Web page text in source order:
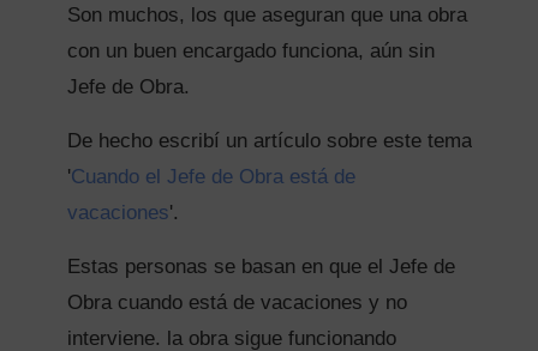
Son muchos, los que aseguran que una obra
con un buen encargado funciona, aún sin
Jefe de Obra.
De hecho escribí un artículo sobre este tema
'Cuando el Jefe de Obra está de
vacaciones'.
Estas personas se basan en que el Jefe de
Obra cuando está de vacaciones y no
interviene. la obra sigue funcionando